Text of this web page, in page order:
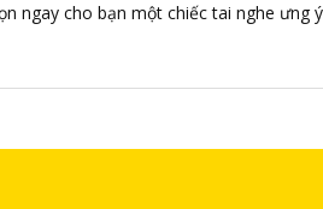
ngay cho bạn một chiếc tai nghe ưng